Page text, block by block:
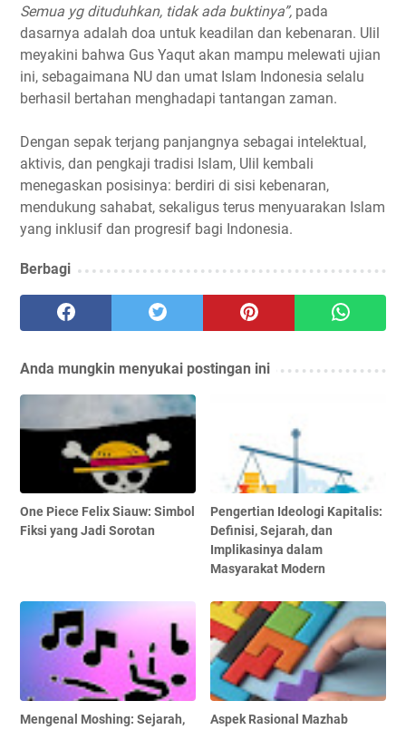
Semua yg dituduhkan, tidak ada buktinya”, pada
dasarnya adalah doa untuk keadilan dan kebenaran. Ulil
meyakini bahwa Gus Yaqut akan mampu melewati ujian
ini, sebagaimana NU dan umat Islam Indonesia selalu
berhasil bertahan menghadapi tantangan zaman.
Dengan sepak terjang panjangnya sebagai intelektual,
aktivis, dan pengkaji tradisi Islam, Ulil kembali
menegaskan posisinya: berdiri di sisi kebenaran,
mendukung sahabat, sekaligus terus menyuarakan Islam
yang inklusif dan progresif bagi Indonesia.
Berbagi
Anda mungkin menyukai postingan ini
One Piece Felix Siauw: Simbol
Fiksi yang Jadi Sorotan
Pengertian Ideologi Kapitalis:
Definisi, Sejarah, dan
Implikasinya dalam
Masyarakat Modern
Mengenal Moshing: Sejarah,
Aspek Rasional Mazhab